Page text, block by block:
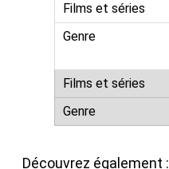
Découvrez également :